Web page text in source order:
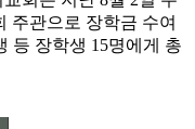
주관으로 장학금 수여
등 장학생 15명에게 총